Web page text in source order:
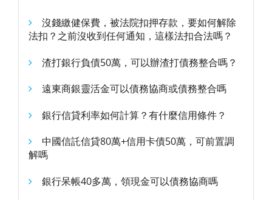
沒錢繳健保費，被法院扣押存款，要如何解除
法扣？之前沒收到任何通知，這樣法扣合法嗎？
渣打銀行負債50萬，可以辦渣打債務整合嗎？
遠東商銀靈活金可以債務協商或債務整合嗎
銀行信貸利率如何計算？有什麼信用條件？
中國信託信貸80萬+信用卡債50萬，可前置調
解嗎
銀行呆帳40多萬，領現金可以債務協商嗎